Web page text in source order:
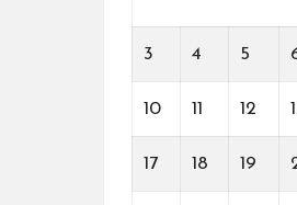
3 4 5
10 11 12
17 18 19